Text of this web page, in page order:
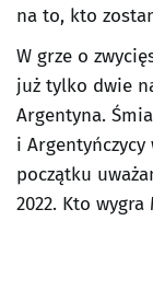
na to, kto
W grze o
już tylko dwie
Argentyna.
i Argentyńczycy
początku
2022. Kto